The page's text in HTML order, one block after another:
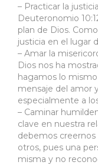
– Practicar la
Deuteronomio
plan de Dios.
justicia en el lugar
– Amar la
Dios nos ha
hagamos lo
mensaje del amor
especialmente a
– Caminar
clave en nuestra
debemos
otros, pues una
misma y no